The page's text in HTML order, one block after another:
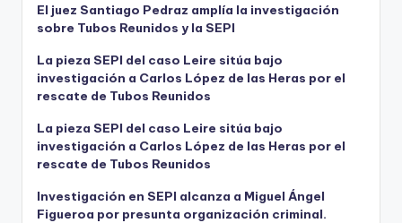
El juez Santiago Pedraz amplía la investigación
sobre Tubos Reunidos y la SEPI
La pieza SEPI del caso Leire sitúa bajo
investigación a Carlos López de las Heras por el
rescate de Tubos Reunidos
La pieza SEPI del caso Leire sitúa bajo
investigación a Carlos López de las Heras por el
rescate de Tubos Reunidos
Investigación en SEPI alcanza a Miguel Ángel
Figueroa por presunta organización criminal.